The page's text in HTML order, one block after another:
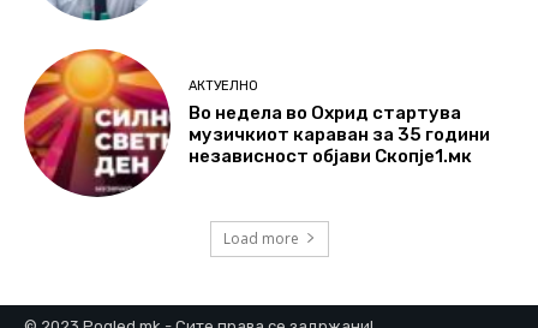
АКТУЕЛНО
Во недела во Охрид стартува
музичкиот караван за 35 години
независност објави Скопје1.мк
Load more